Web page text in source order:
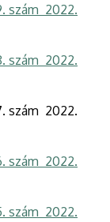
szám 2022.
szám 2022.
szám 2022.
szám 2022.
szám 2022.